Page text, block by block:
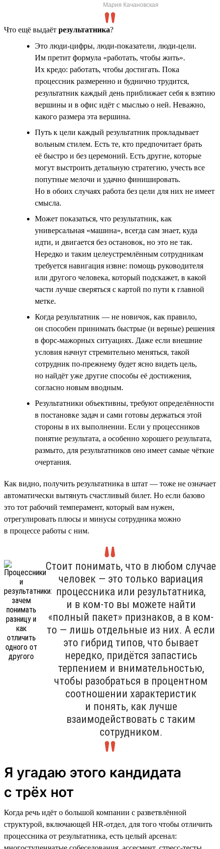
Мария Качановская
Что ещё выдаёт результатника?
Это люди-цифры, люди-показатели, люди-цели.
Им претит формула «работать, чтобы жить».
Их кредо: работать, чтобы достигать. Пока
процессник размеренно и буднично трудится,
результатник каждый день приближает себя к взятию
вершины и в офис идёт с мыслью о ней. Неважно,
какого размера эта вершина.
Путь к цели каждый результатник прокладывает
вольным стилем. Есть те, кто предпочитает брать
её быстро и без церемоний. Есть другие, которые
могут выстроить детальную стратегию, учесть все
попутные мелочи и удачно финишировать.
Но в обоих случаях работа без цели для них не имеет
смысла.
Может показаться, что результатник, как
универсальная «машина», всегда сам знает, куда
идти, и двигается без остановок, но это не так.
Нередко и таким целеустремлённым сотрудникам
требуется навигация извне: помощь руководителя
или другого человека, который подскажет, в какой
части лучше сверяться с картой по пути к главной
метке.
Когда результатник — не новичок, как правило,
он способен принимать быстрые (и верные) решения
в форс-мажорных ситуациях. Даже если внешние
условия начнут стремительно меняться, такой
сотрудник по-прежнему будет ясно видеть цель,
но найдёт уже другие способы её достижения,
согласно новым вводным.
Результатники объективны, требуют определённости
в постановке задач и сами готовы держаться этой
стороны в их выполнении. Если у процессников
понятие результата, а особенно хорошего результата,
размыто, для результатников оно имеет самые чёткие
очертания.
Как видно, получить результатника в штат — тоже не означает
автоматически вытянуть счастливый билет. Но если базово
это тот рабочий темперамент, который вам нужен,
отрегулировать плюсы и минусы сотрудника можно
в процессе работы с ним.
Стоит понимать, что в любом случае
человек — это только вариация
процессника или результатника,
и в ком-то вы можете найти
«полный пакет» признаков, а в ком-
то — лишь отдельные из них. А если
это гибрид типов, что бывает
нередко, придётся запастись
терпением и внимательностью,
чтобы разобраться в процентном
соотношении характеристик
и понять, как лучше
взаимодействовать с таким
сотрудником.
Я угадаю этого кандидата
с трёх нот
Когда речь идёт о большой компании с разветвлённой
структурой, включающей HR-отдел, для того чтобы отличить
процессника от результатника, есть целый арсенал: